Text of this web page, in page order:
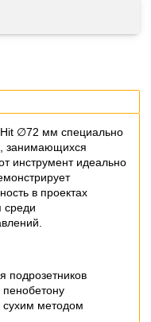
∅72 мм специально
занимающихся
инструмент идеально
в проектах
среди
подрозетников
пенобетону
сухим методом